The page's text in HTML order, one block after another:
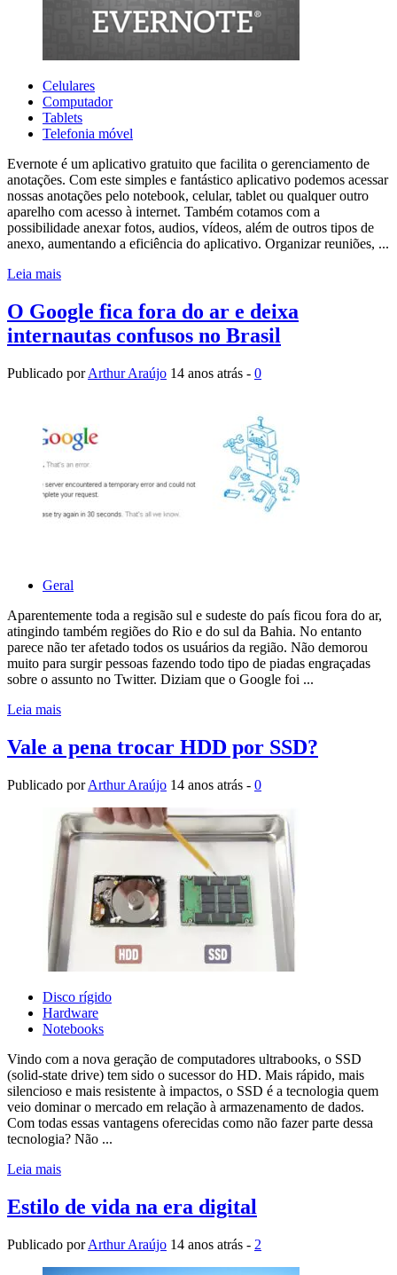
Celulares
Computador
Tablets
Telefonia móvel
Evernote é um aplicativo gratuito que facilita o gerenciamento de
anotações. Com este simples e fantástico aplicativo podemos acessar
nossas anotações pelo notebook, celular, tablet ou qualquer outro
aparelho com acesso à internet. Também cotamos com a
possibilidade anexar fotos, audios, vídeos, além de outros tipos de
anexo, aumentando a eficiência do aplicativo. Organizar reuniões, ...
Leia mais
O Google fica fora do ar e deixa
internautas confusos no Brasil
Publicado porArthur Araújo 14 anos atrás - 0
Geral
Aparentemente toda a regisão sul e sudeste do país ficou fora do ar,
atingindo também regiões do Rio e do sul da Bahia. No entanto
parece não ter afetado todos os usuários da região. Não demorou
muito para surgir pessoas fazendo todo tipo de piadas engraçadas
sobre o assunto no Twitter. Diziam que o Google foi ...
Leia mais
Vale a pena trocar HDD por SSD?
Publicado porArthur Araújo 14 anos atrás - 0
Disco rígido
Hardware
Notebooks
Vindo com a nova geração de computadores ultrabooks, o SSD
(solid-state drive) tem sido o sucessor do HD. Mais rápido, mais
silencioso e mais resistente à impactos, o SSD é a tecnologia quem
veio dominar o mercado em relação à armazenamento de dados.
Com todas essas vantagens oferecidas como não fazer parte dessa
tecnologia? Não ...
Leia mais
Estilo de vida na era digital
Publicado porArthur Araújo 14 anos atrás - 2